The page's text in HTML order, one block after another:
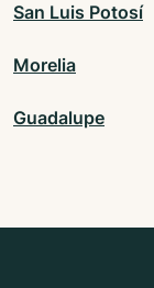
San Luis Potosí
Morelia
Guadalupe